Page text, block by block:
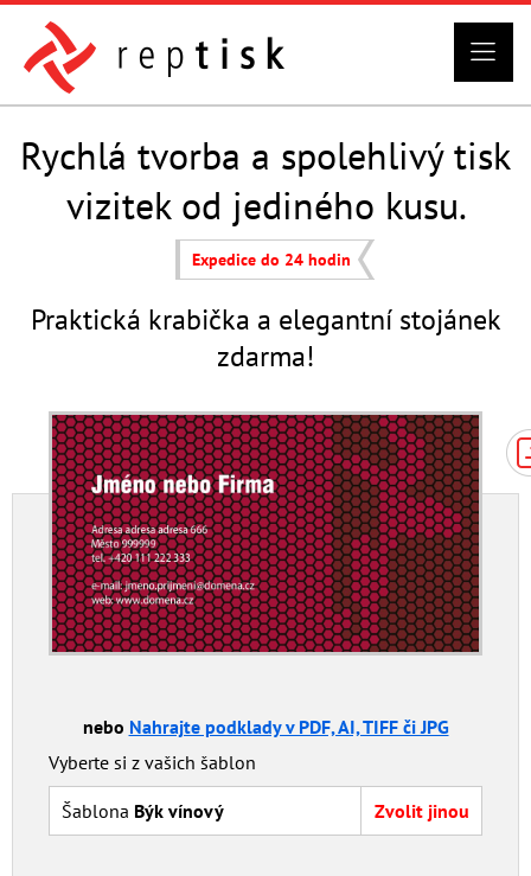
Rychlá tvorba a spolehlivý tisk
vizitek od jediného kusu.
Expedice do 24 hodin
Praktická krabička a elegantní stojánek
zdarma!
nebo Nahrajte podklady v PDF, AI, TIFF či JPG
Vyberte si z vašich šablon
Šablona Býk vínový Zvolit jinou